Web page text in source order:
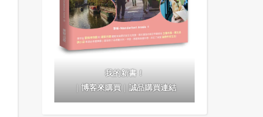
我的新書！
｜博客來購買｜誠品購買連結